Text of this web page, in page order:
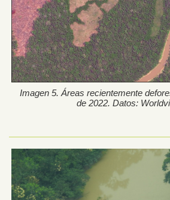
Imagen 5. Áreas recientemente
de 2022. Datos: